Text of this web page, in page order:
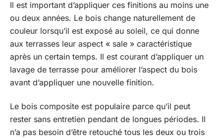
Il est important d’appliquer ces finitions au moins une
ou deux années. Le bois change naturellement de
couleur lorsqu’il est exposé au soleil, ce qui donne
aux terrasses leur aspect « sale » caractéristique
après un certain temps. Il est courant d’appliquer un
lavage de terrasse pour améliorer l’aspect du bois
avant d’appliquer une nouvelle finition.
Le bois composite est populaire parce qu’il peut
rester sans entretien pendant de longues périodes. Il
n’a pas besoin d’être retouché tous les deux ou trois